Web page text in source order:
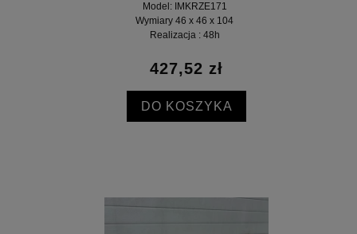
Model: IMKRZE171
Wymiary 46 x 46 x 104
Realizacja : 48h
427,52 zł
DO KOSZYKA